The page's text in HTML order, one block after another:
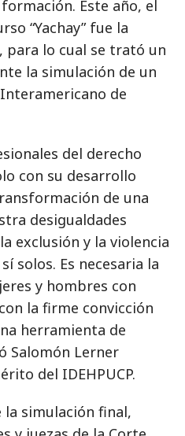
Este año, el
“Yachay” fue la
para lo cual se trató un
la simulación de un
de
del derecho
con su desarrollo
de una
desigualdades
exclusión y la violencia
solos. Es necesaria la
y hombres con
la firme convicción
herramienta de
Salomón Lerner
del IDEHPUCP.
simulación final,